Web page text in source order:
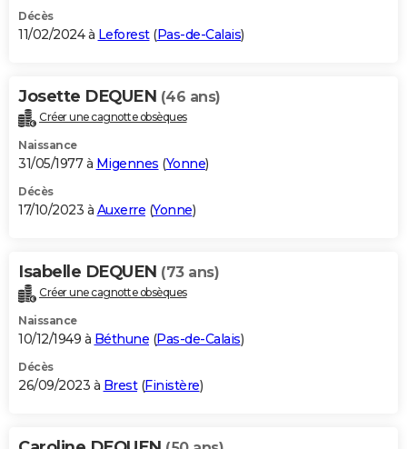
Décès
11/02/2024 à Leforest(Pas-de-Calais)
Josette DEQUEN (46 ans)
Créer une cagnotte obsèques
Naissance
31/05/1977 à Migennes (Yonne)
Décès
17/10/2023 à Auxerre (Yonne)
Isabelle DEQUEN (73 ans)
Créer une cagnotte obsèques
Naissance
10/12/1949 à Béthune (Pas-de-Calais)
Décès
26/09/2023 à Brest(Finistère)